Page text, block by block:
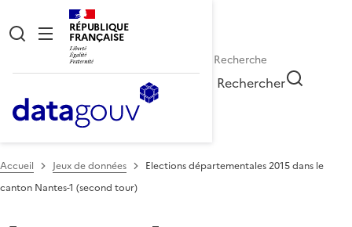
RÉPUBLIQUE
FRANÇAISE
Rechercher
Accueil Jeux de données
Elections départementales 2015 dans le
canton Nantes-1 (second tour)